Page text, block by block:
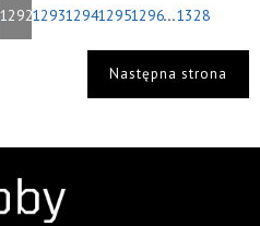
12921293129412951296...1328
Następna strona